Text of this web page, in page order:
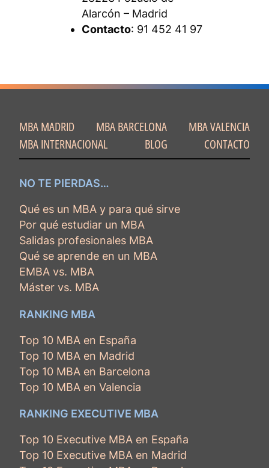
Alarcón – Madrid
Contacto: 91 452 41 97
MBA MADRID MBA BARCELONA
MBA VALENCIA
MBA INTERNACIONAL
BLOG CONTACTO
NO TE PIERDAS…
Qué es un MBA y para qué sirve
Por qué estudiar un MBA
Salidas profesionales MBA
Qué se aprende en un MBA
EMBA vs. MBA
Máster vs. MBA
RANKING MBA
Top 10 MBA en España
Top 10 MBA en Madrid
Top 10 MBA en Barcelona
Top 10 MBA en Valencia
RANKING EXECUTIVE MBA
Top 10 Executive MBA en España
Top 10 Executive MBA en Madrid